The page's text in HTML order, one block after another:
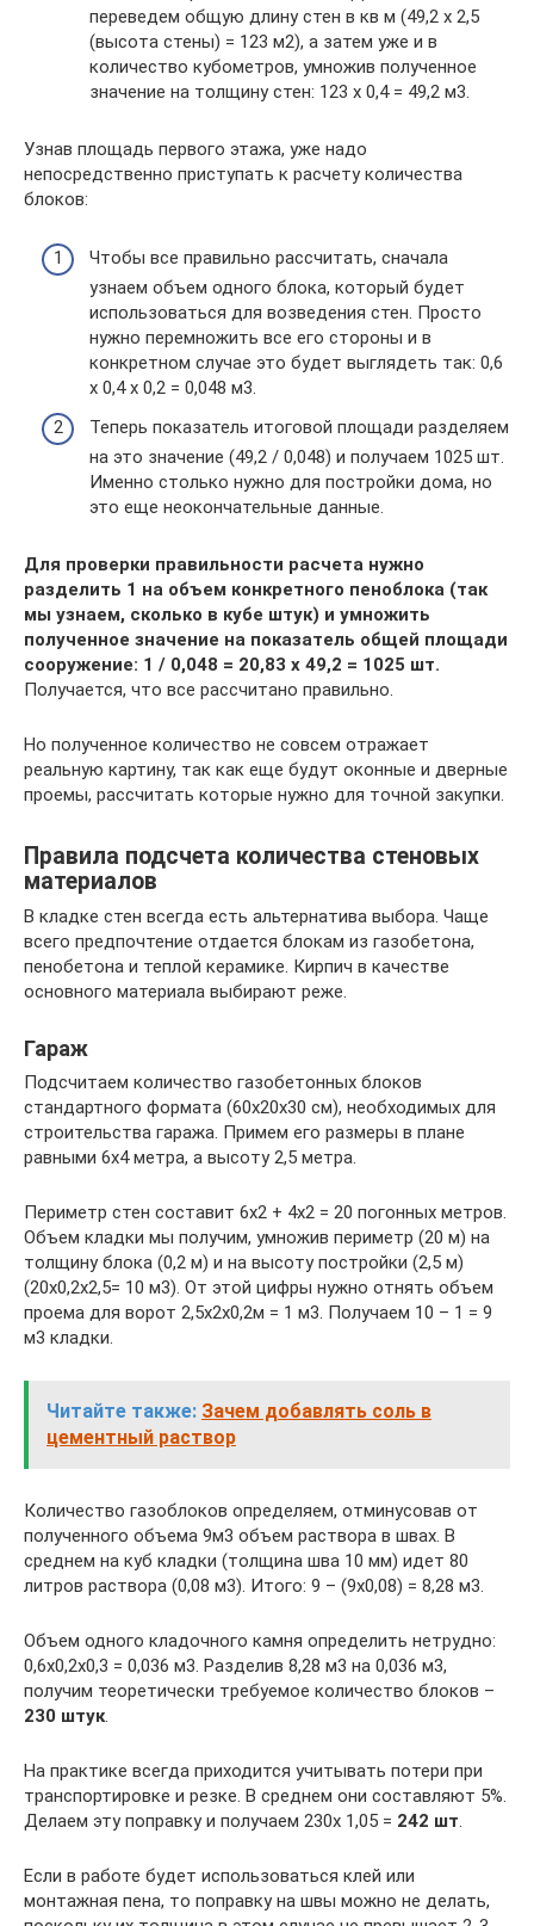
переведем общую длину стен в кв м (49,2 х 2,5
(высота стены) = 123 м2), а затем уже и в
количество кубометров, умножив полученное
значение на толщину стен: 123 х 0,4 = 49,2 м3.
Узнав площадь первого этажа, уже надо
непосредственно приступать к расчету количества
блоков:
Чтобы все правильно рассчитать, сначала
узнаем объем одного блока, который будет
использоваться для возведения стен. Просто
нужно перемножить все его стороны и в
конкретном случае это будет выглядеть так: 0,6
х 0,4 х 0,2 = 0,048 м3.
Теперь показатель итоговой площади разделяем
на это значение (49,2 / 0,048) и получаем 1025 шт.
Именно столько нужно для постройки дома, но
это еще неокончательные данные.
Для проверки правильности расчета нужно
разделить 1 на объем конкретного пеноблока (так
мы узнаем, сколько в кубе штук) и умножить
полученное значение на показатель общей площади
сооружение: 1 / 0,048 = 20,83 х 49,2 = 1025 шт.
Получается, что все рассчитано правильно.
Но полученное количество не совсем отражает
реальную картину, так как еще будут оконные и дверные
проемы, рассчитать которые нужно для точной закупки.
Правила подсчета количества стеновых
материалов
В кладке стен всегда есть альтернатива выбора. Чаще
всего предпочтение отдается блокам из газобетона,
пенобетона и теплой керамике. Кирпич в качестве
основного материала выбирают реже.
Гараж
Подсчитаем количество газобетонных блоков
стандартного формата (60х20х30 см), необходимых для
строительства гаража. Примем его размеры в плане
равными 6х4 метра, а высоту 2,5 метра.
Периметр стен составит 6х2 + 4х2 = 20 погонных метров.
Объем кладки мы получим, умножив периметр (20 м) на
толщину блока (0,2 м) и на высоту постройки (2,5 м)
(20х0,2х2,5= 10 м3). От этой цифры нужно отнять объем
проема для ворот 2,5х2х0,2м = 1 м3. Получаем 10 – 1 = 9
м3 кладки.
Читайте также: Зачем добавлять соль в
цементный раствор
Количество газоблоков определяем, отминусовав от
полученного объема 9м3 объем раствора в швах. В
среднем на куб кладки (толщина шва 10 мм) идет 80
литров раствора (0,08 м3). Итого: 9 – (9х0,08) = 8,28 м3.
Объем одного кладочного камня определить нетрудно:
0,6х0,2х0,3 = 0,036 м3. Разделив 8,28 м3 на 0,036 м3,
получим теоретически требуемое количество блоков –
230 штук.
На практике всегда приходится учитывать потери при
транспортировке и резке. В среднем они составляют 5%.
Делаем эту поправку и получаем 230х 1,05 = 242 шт.
Если в работе будет использоваться клей или
монтажная пена, то поправку на швы можно не делать,